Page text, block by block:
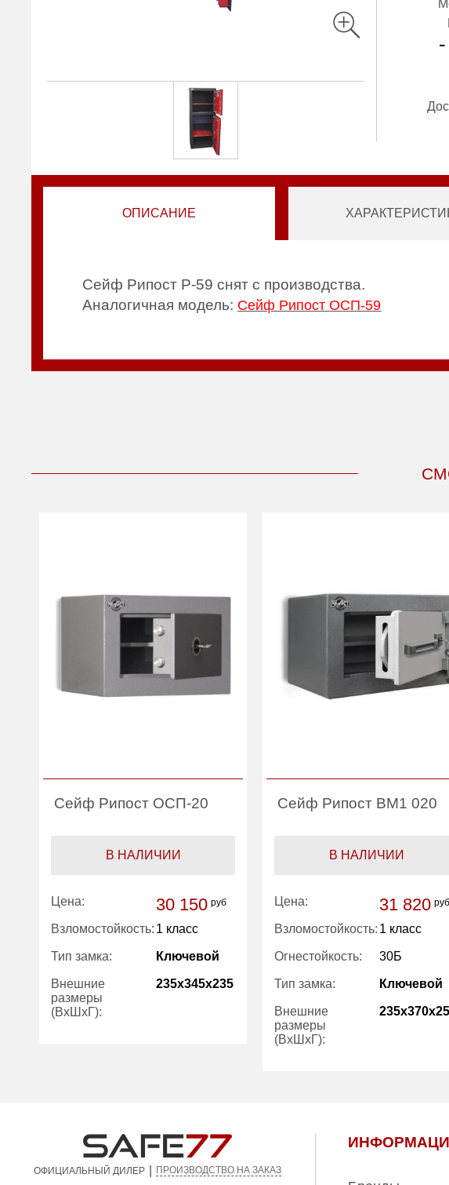
-
ОПИСАНИЕ
Сейф Рипост Р-59 снят с производства.
Аналогичная модель: Сейф Рипост ОСП-59
Сейф Рипост ОСП-20
В НАЛИЧИИ
Цена: 30 150 руб
Взломостойкость: 1 класс
Тип замка: Ключевой
Внешние
размеры
(ВхШхГ):
235x345x235
Сейф Рипост ВМ1 020
В НАЛИЧИИ
Цена: 31 820 руб
Взломостойкость: 1 класс
Огнестойкость: 30Б
Тип замка: Ключевой
Внешние
размеры
(ВхШхГ):
ОФИЦИАЛЬНЫЙ ДИЛЕР | ПРОИЗВОДСТВО НА ЗАКАЗ